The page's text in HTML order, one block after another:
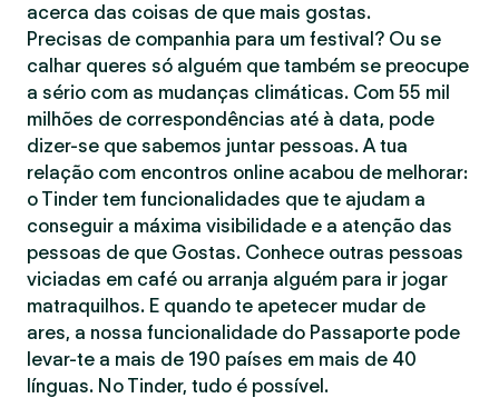
acerca das coisas de que mais gostas.
Precisas de companhia para um festival? Ou se
calhar queres só alguém que também se preocupe
a sério com as mudanças climáticas. Com 55 mil
milhões de correspondências até à data, pode
dizer-se que sabemos juntar pessoas. A tua
relação com encontros online acabou de melhorar:
o Tinder tem funcionalidades que te ajudam a
conseguir a máxima visibilidade e a atenção das
pessoas de que Gostas. Conhece outras pessoas
viciadas em café ou arranja alguém para ir jogar
matraquilhos. E quando te apetecer mudar de
ares, a nossa funcionalidade do Passaporte pode
levar-te a mais de 190 países em mais de 40
línguas. No Tinder, tudo é possível.